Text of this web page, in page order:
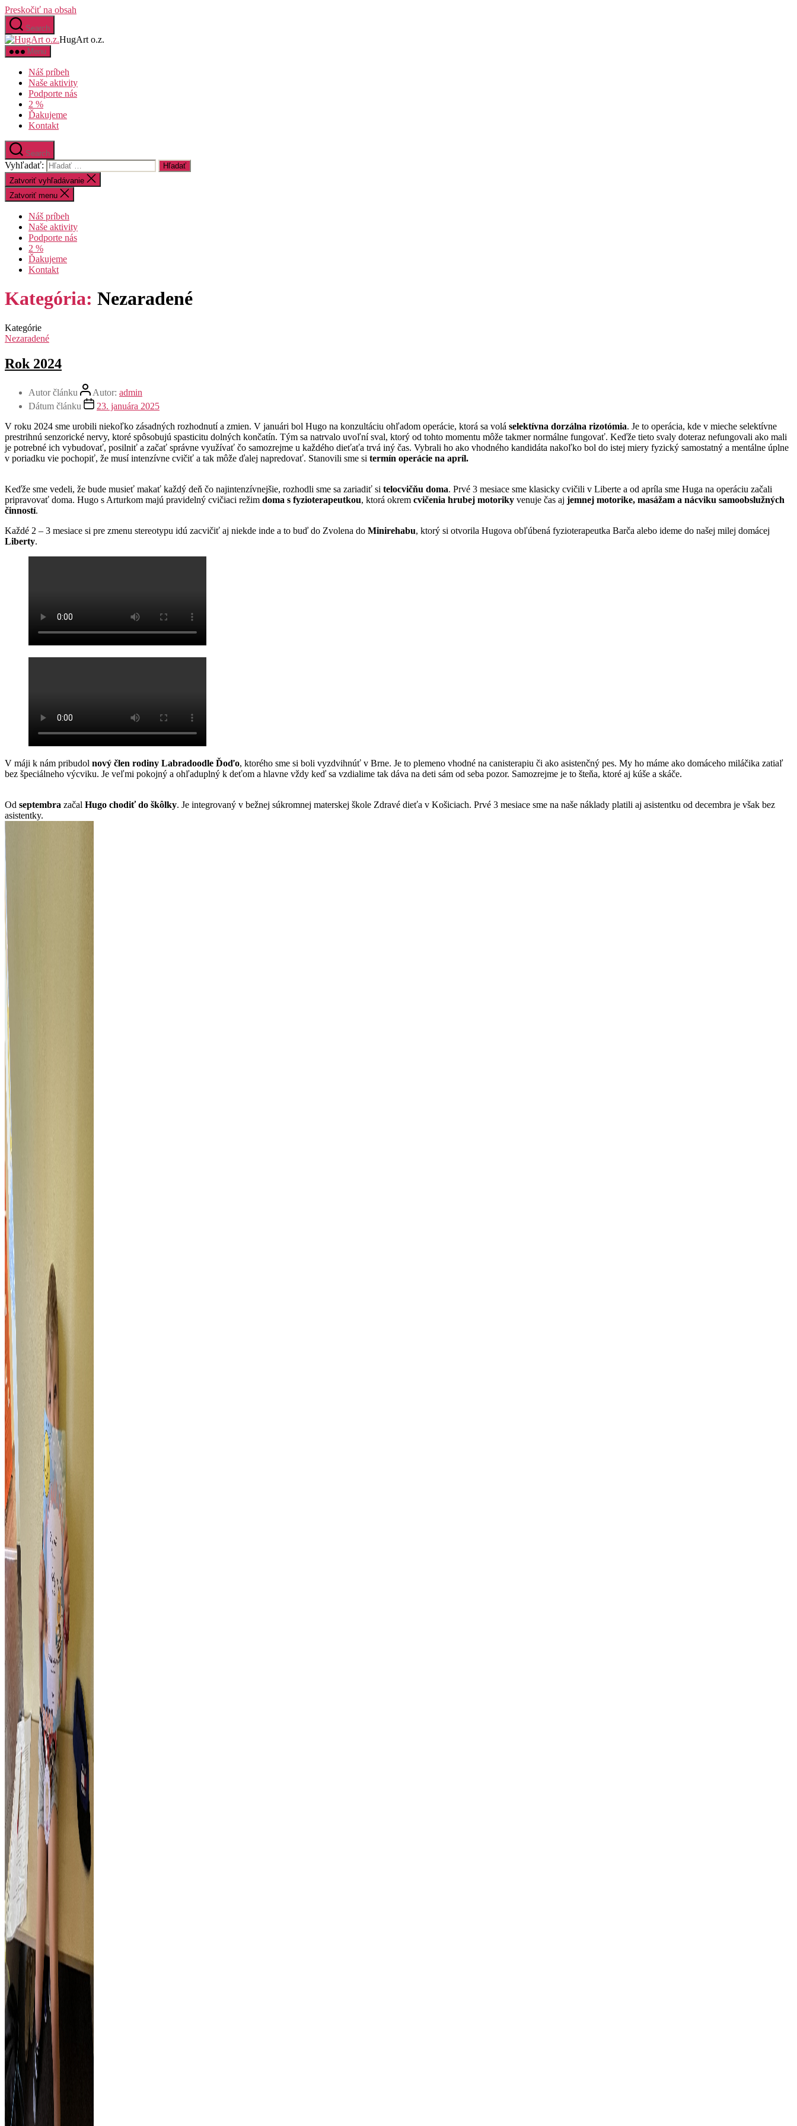
Preskočiť na obsah
Search
HugArt o.z.
Menu
Náš príbeh
Naše aktivity
Podporte nás
2 %
Ďakujeme
Kontakt
Search
Vyhľadať:
Zatvoriť vyhľadávanie
Zatvoriť menu
Náš príbeh
Naše aktivity
Podporte nás
2 %
Ďakujeme
Kontakt
Kategória: Nezaradené
Kategórie
Nezaradené
Rok 2024
Autor článku Autor: admin
Dátum článku
23. januára 2025
V roku 2024 sme urobili niekoľko zásadných rozhodnutí a zmien. V januári bol Hugo na konzultáciu ohľadom operácie, ktorá sa volá selektívna dorzálna rizotómia. Je to operácia, kde v mieche selektívne
prestrihnú senzorické nervy, ktoré spôsobujú spasticitu dolných končatín. Tým sa natrvalo uvoľní sval, ktorý od tohto momentu môže takmer normálne fungovať. Keďže tieto svaly doteraz nefungovali ako mali
je potrebné ich vybudovať, posilniť a začať správne využívať čo samozrejme u každého dieťaťa trvá iný čas. Vybrali ho ako vhodného kandidáta nakoľko bol do istej miery fyzický samostatný a mentálne úplne
v poriadku vie pochopiť, že musí intenzívne cvičiť a tak môže ďalej napredovať. Stanovili sme si termín operácie na apríl.
Keďže sme vedeli, že bude musieť makať každý deň čo najintenzívnejšie, rozhodli sme sa zariadiť si telocvičňu doma. Prvé 3 mesiace sme klasicky cvičili v Liberte a od apríla sme Huga na operáciu začali
pripravovať doma. Hugo s Arturkom majú pravidelný cvičiaci režim doma s fyzioterapeutkou, ktorá okrem cvičenia hrubej motoriky venuje čas aj jemnej motorike, masážam a nácviku samoobslužných
činností.
Každé 2 – 3 mesiace si pre zmenu stereotypu idú zacvičiť aj niekde inde a to buď do Zvolena do Minirehabu, ktorý si otvorila Hugova obľúbená fyzioterapeutka Barča alebo ideme do našej milej domácej
Liberty.
V máji k nám pribudol nový člen rodiny Labradoodle Ďoďo, ktorého sme si boli vyzdvihnúť v Brne. Je to plemeno vhodné na canisterapiu či ako asistenčný pes. My ho máme ako domáceho miláčika zatiaľ
bez špeciálneho výcviku. Je veľmi pokojný a ohľaduplný k deťom a hlavne vždy keď sa vzdialime tak dáva na deti sám od seba pozor. Samozrejme je to šteňa, ktoré aj kúše a skáče.
Od septembra začal Hugo chodiť do škôlky. Je integrovaný v bežnej súkromnej materskej škole Zdravé dieťa v Košiciach. Prvé 3 mesiace sme na naše náklady platili aj asistentku od decembra je však bez
asistentky.